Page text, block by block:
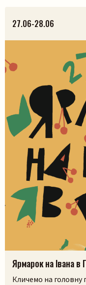
передати досвід і
Камінь, як
27.06-28.06
Ярмарок на Івана в
Кличемо на головну